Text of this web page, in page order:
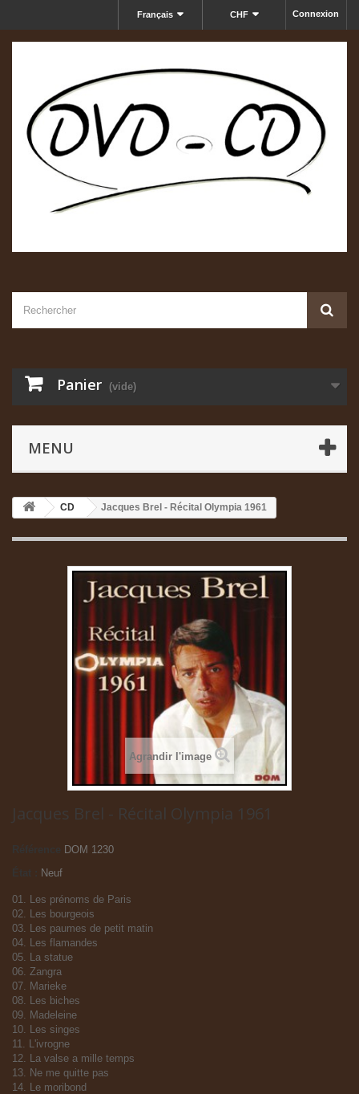
Connexion
CHF
Français
Panier (vide)
MENU
CD Jacques Brel - Récital Olympia 1961
Agrandir l'image
Jacques Brel - Récital Olympia 1961
Référence
DOM 1230
Neuf
01. Les prénoms de Paris
02. Les bourgeois
03. Les paumes de petit matin
04. Les flamandes
05. La statue
06. Zangra
07. Marieke
08. Les biches
09. Madeleine
10. Les singes
11. L'ivrogne
12. La valse a mille temps
13. Ne me quitte pas
14. Le moribond